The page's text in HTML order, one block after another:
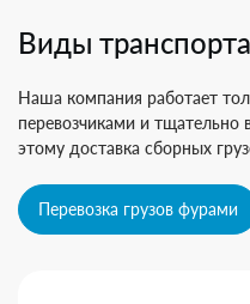
Виды транспорта
Наша компания работает
перевозчиками и тщательно
этому доставка сборных
Перевозка грузов фурами